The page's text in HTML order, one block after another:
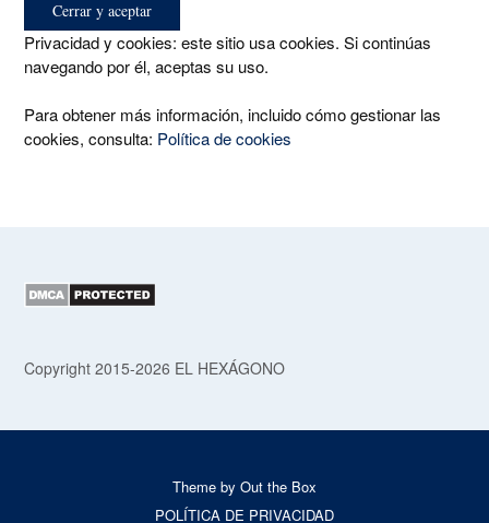
Privacidad y cookies: este sitio usa cookies. Si continúas
navegando por él, aceptas su uso.
Para obtener más información, incluido cómo gestionar las
cookies, consulta: Política de cookies
Copyright 2015-2026 EL HEXÁGONO
Theme by Out the Box
POLÍTICA DE PRIVACIDAD